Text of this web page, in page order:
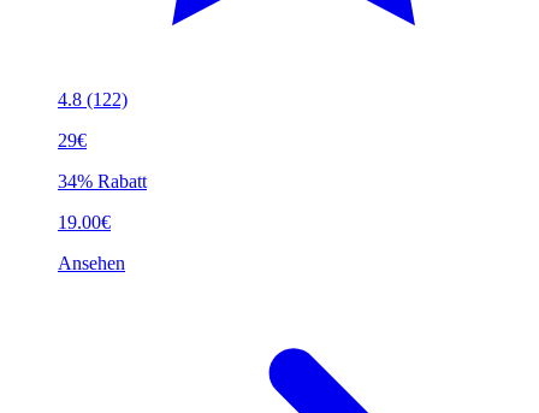
4.8 (122)
29€
34% Rabatt
19.00€
Ansehen